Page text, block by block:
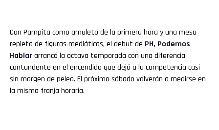
Con Pampita como amuleto de la primera hora y una mesa
repleta de figuras mediáticas, el debut de PH, Podemos
Hablararrancó la octava temporada con una diferencia
contundente en el encendido que dejó a la competencia casi
sin margen de pelea. El próximo sábado volverán a medirse en
la misma franja horaria.